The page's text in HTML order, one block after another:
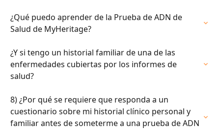
¿Qué puedo aprender de la Prueba de ADN de
Salud de MyHeritage?
¿Y si tengo un historial familiar de una de las
enfermedades cubiertas por los informes de
salud?
8) ¿Por qué se requiere que responda a un
cuestionario sobre mi historial clínico personal y
familiar antes de someterme a una prueba de ADN